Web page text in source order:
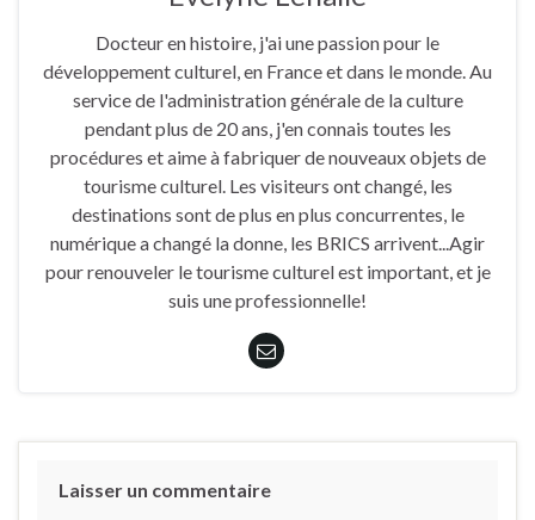
Docteur en histoire, j'ai une passion pour le
développement culturel, en France et dans le monde. Au
service de l'administration générale de la culture
pendant plus de 20 ans, j'en connais toutes les
procédures et aime à fabriquer de nouveaux objets de
tourisme culturel. Les visiteurs ont changé, les
destinations sont de plus en plus concurrentes, le
numérique a changé la donne, les BRICS arrivent...Agir
pour renouveler le tourisme culturel est important, et je
suis une professionnelle!
Laisser un commentaire